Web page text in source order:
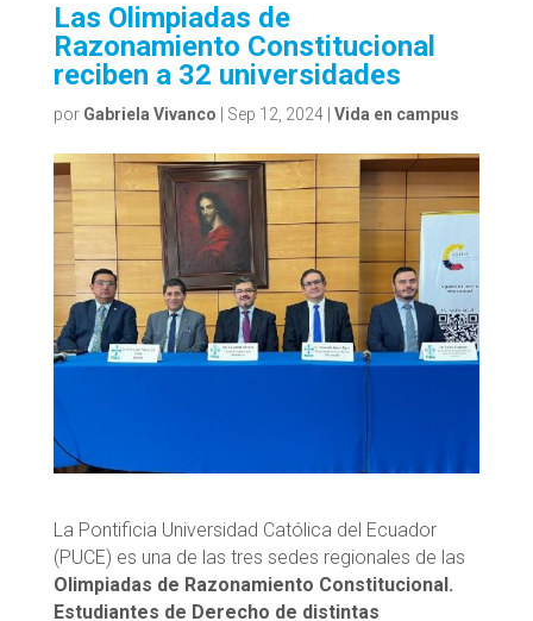
Las Olimpiadas de
Razonamiento Constitucional
reciben a 32 universidades
por Gabriela Vivanco Sep 12, 2024| Vida en campus
La Pontificia Universidad Católica del Ecuador
(PUCE) es una de las tres sedes regionales de las
Olimpiadas de Razonamiento Constitucional.
Estudiantes de Derecho de distintas